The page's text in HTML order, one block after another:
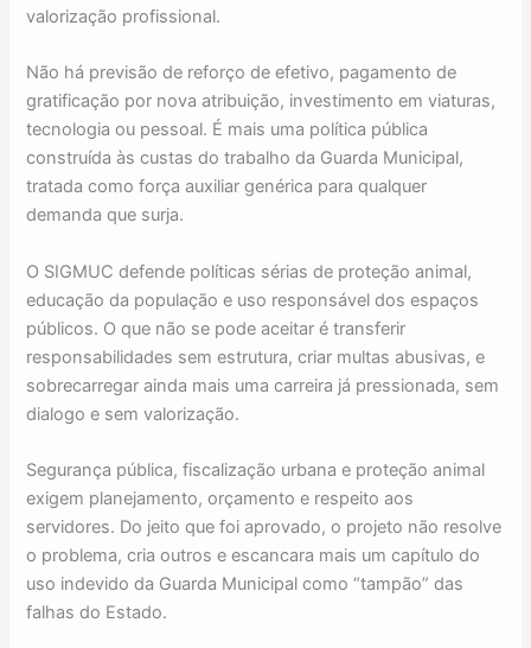
valorização profissional.
Não há previsão de reforço de efetivo, pagamento de
gratificação por nova atribuição, investimento em viaturas,
tecnologia ou pessoal. É mais uma política pública
construída às custas do trabalho da Guarda Municipal,
tratada como força auxiliar genérica para qualquer
demanda que surja.
O SIGMUC defende políticas sérias de proteção animal,
educação da população e uso responsável dos espaços
públicos. O que não se pode aceitar é transferir
responsabilidades sem estrutura, criar multas abusivas, e
sobrecarregar ainda mais uma carreira já pressionada, sem
dialogo e sem valorização.
Segurança pública, fiscalização urbana e proteção animal
exigem planejamento, orçamento e respeito aos
servidores. Do jeito que foi aprovado, o projeto não resolve
o problema, cria outros e escancara mais um capítulo do
uso indevido da Guarda Municipal como “tampão” das
falhas do Estado.